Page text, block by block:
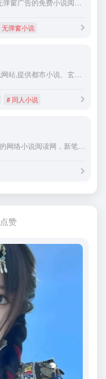
海棠文学（www.httxt.cc）是无弹窗广告的免费小说阅读网站,提供最新完结小说,全本玄幻小说、都市小说、穿越小说、网游小说、武侠仙侠、历史军事、修真同人等全本小说免费阅读,最新完本小说阅读就在海棠文学。
无弹窗小说
飞卢小说网,最热门的免费小说网站,提供都市小说、玄幻小说、穿越小说、言情小说、同人小说等免费小说在线阅读与下载。大神小说齐聚飞卢,每日万字更新。
# 同人小说
笔趣阁是广大书友最值得收藏的网络小说阅读网，新笔趣阁网站收录了当前最火热的网络小说，笔趣阁5200免费提供高质量的小说最新章节，是广大网络小说爱好者必备的小说阅读网。
点赞